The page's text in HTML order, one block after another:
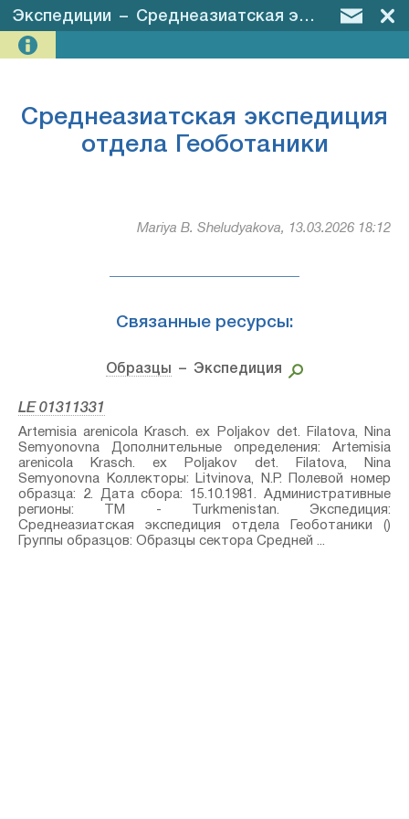
Экспедиции – Среднеазиатская экспедиция отдела Геоботаники
Среднеазиатская экспедиция
отдела Геоботаники
Mariya B. Sheludyakova, 13.03.2026 18:12
Связанные ресурсы:
Образцы – Экспедиция
LE 01311331
Artemisia arenicola Krasch. ex Poljakov⁣ det. Filatova, Nina
Semyonovna Дополнительные определения: Artemisia
arenicola Krasch. ex Poljakov⁣ det. Filatova, Nina
Semyonovna Коллекторы: Litvinova, N.P. Полевой номер
образца: 2. Дата сбора: 15.10.1981. Административные
регионы: TM - Turkmenistan. Экспедиция:
Среднеазиатская экспедиция отдела Геоботаники ()
Группы образцов: Образцы сектора Средней ...